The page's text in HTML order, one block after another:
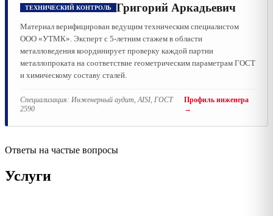
ТЕХНИЧЕСКИЙ КОНТРОЛЬ Григорий Аркадьевич
Материал верифицирован ведущим техническим специалистом
ООО «УТМК». Эксперт с 5-летним стажем в области
металловедения координирует проверку каждой партии
металлопроката на соответствие геометрическим параметрам ГОСТ
и химическому составу сталей.
Специализация: Инженерный аудит, AISI, ГОСТ
2590
Профиль инженера
→
Ответы на частые вопросы
Услуги